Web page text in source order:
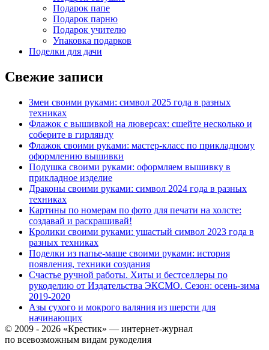
Подарок папе
Подарок парню
Подарок учителю
Упаковка подарков
Поделки для дачи
Свежие записи
Змеи своими руками: символ 2025 года в разных
техниках
Флажок с вышивкой на люверсах: сшейте несколько и
соберите в гирлянду
Флажок своими руками: мастер-класс по прикладному
оформлению вышивки
Подушка своими руками: оформляем вышивку в
прикладное изделие
Драконы своими руками: символ 2024 года в разных
техниках
Картины по номерам по фото для печати на холсте:
создавай и раскрашивай!
Кролики своими руками: ушастый символ 2023 года в
разных техниках
Поделки из папье-маше своими руками: история
появления, техники создания
Счастье ручной работы. Хиты и бестселлеры по
рукоделию от Издательства ЭКСМО. Сезон: осень-зима
2019-2020
Азы сухого и мокрого валяния из шерсти для
начинающих
© 2009 - 2026 «Крестик» — интернет-журнал
по всевозможным видам рукоделия